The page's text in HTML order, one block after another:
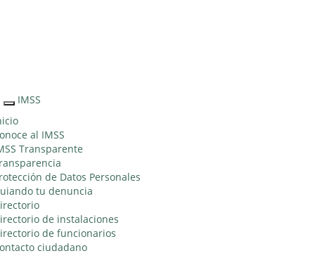
Interruptor
de
Navegación
IMSS
al IMSS
Transparente
de Datos Personales
tu denuncia
de instalaciones
de funcionarios
ciudadano